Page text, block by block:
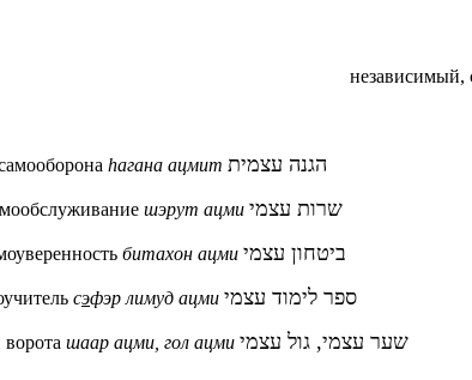
независимый,
hагана ацмит הגנה עצמית
шэрут ацми שרות עצמי
битахон ацми ביטחון עצמי
сэфэр лимуд ацми ספר לימוד עצמי
шаар ацми, гол ацми שער עצמי, גול עצמי